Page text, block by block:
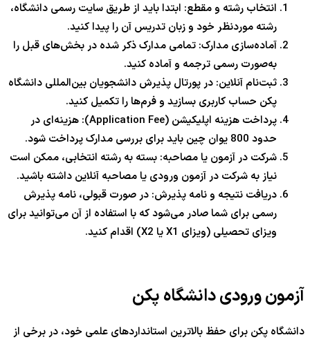
انتخاب رشته و مقطع: ابتدا باید از طریق سایت رسمی دانشگاه،
رشته موردنظر خود و زبان تدریس آن را پیدا کنید.
آماده‌سازی مدارک: تمامی مدارک ذکر شده در بخش‌های قبل را
به‌صورت رسمی ترجمه و آماده کنید.
ثبت‌نام آنلاین: در پورتال پذیرش دانشجویان بین‌المللی دانشگاه
پکن حساب کاربری بسازید و فرم‌ها را تکمیل کنید.
پرداخت هزینه اپلیکیشن (Application Fee): هزینه‌ای در
حدود 800 یوان چین باید برای بررسی مدارک پرداخت شود.
شرکت در آزمون یا مصاحبه: بسته به رشته انتخابی، ممکن است
نیاز به شرکت در آزمون ورودی یا مصاحبه آنلاین داشته باشید.
دریافت نتیجه و نامه پذیرش: در صورت قبولی، نامه پذیرش
رسمی برای شما صادر می‌شود که با استفاده از آن می‌توانید برای
ویزای تحصیلی (ویزای X1 یا X2) اقدام کنید.
آزمون ورودی دانشگاه پکن
دانشگاه پکن برای حفظ بالاترین استانداردهای علمی خود، در برخی از